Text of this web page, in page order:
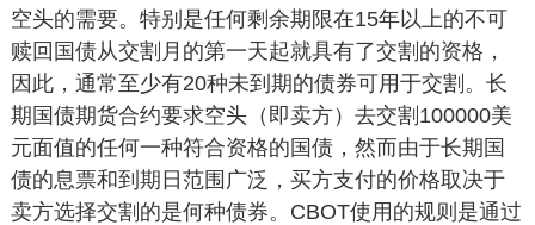
空头的需要。特别是任何剩余期限在15年以上的不可
赎回国债从交割月的第一天起就具有了交割的资格，
因此，通常至少有20种未到期的债券可用于交割。长
期国债期货合约要求空头（即卖方）去交割100000美
元面值的任何一种符合资格的国债，然而由于长期国
债的息票和到期日范围广泛，买方支付的价格取决于
卖方选择交割的是何种债券。CBOT使用的规则是通过